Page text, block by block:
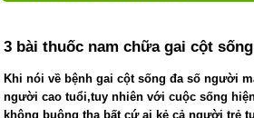
3 bài thuốc nam chữa gai cột
Khi nói về bệnh gai cột sống đa số người
người cao tuổi,tuy nhiên với cuộc sống
không buông tha bất cứ ai kẻ cả người trẻ